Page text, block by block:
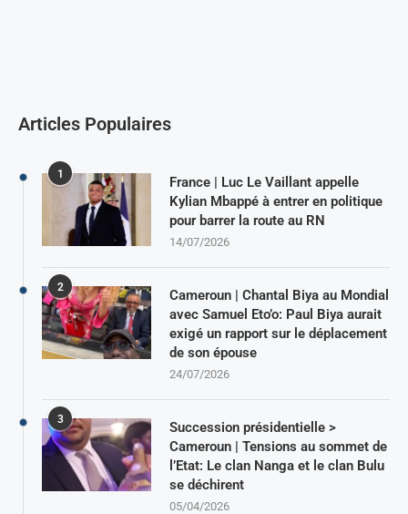
Articles Populaires
1
France | Luc Le Vaillant appelle
Kylian Mbappé à entrer en politique
pour barrer la route au RN
14/07/2026
2
Cameroun | Chantal Biya au Mondial
avec Samuel Eto’o: Paul Biya aurait
exigé un rapport sur le déplacement
de son épouse
24/07/2026
3
Succession présidentielle >
Cameroun | Tensions au sommet de
l’Etat: Le clan Nanga et le clan Bulu
se déchirent
05/04/2026